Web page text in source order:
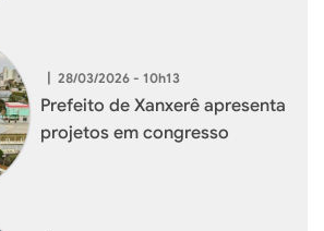
| 28/03/2026 - 10h13
Prefeito de Xanxerê apresenta
projetos em congresso